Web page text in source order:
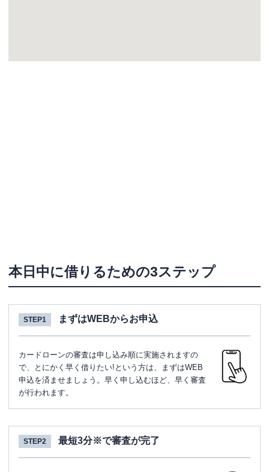
本日中に借りるための3ステップ
STEP1 まずはWEBからお申込
カードローンの審査は申し込み順に実施されますの
で、とにかく早く借りたい!という方は、まずはWEB
申込を済ませましょう。早く申し込むほど、早く審査
が行われます。
STEP2 最短3分※で審査が完了